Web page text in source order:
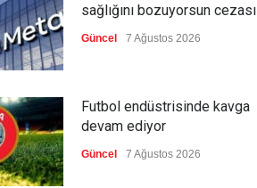
sağlığını bozuyorsun cezası
Güncel 7 Ağustos 2026
Futbol endüstrisinde kavga
devam ediyor
Güncel 7 Ağustos 2026